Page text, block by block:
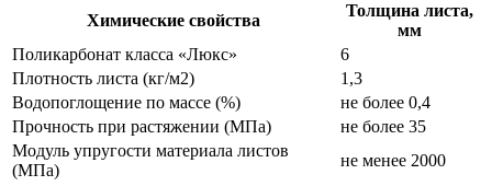
Химические свойства
Толщина листа,
мм
Поликарбонат класса «Люкс»
6
Плотность листа (кг/м2)
1,3
Водопоглощение по массе (%)
не более 0,4
Прочность при растяжении (МПа)
не более 35
Модуль упругости материала листов
(МПа)
не менее 2000